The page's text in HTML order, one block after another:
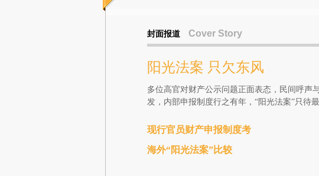
封面报道 Cover Story
阳光法案 只欠东风
多位高官对财产公示问题正面表态，民间呼声
发，内部申报制度行之有年，“阳光法案”只待
现行官员财产申报制度考
海外“阳光法案”比较